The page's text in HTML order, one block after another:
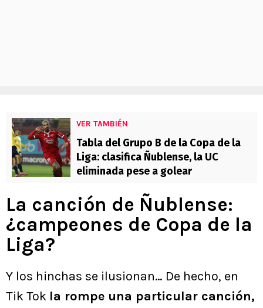
VER TAMBIÉN
Tabla del Grupo B de la Copa de la
Liga: clasifica Ñublense, la UC
eliminada pese a golear
La canción de Ñublense:
¿campeones de Copa de la
Liga?
Y los hinchas se ilusionan… De hecho, en
Tik Tok la rompe una particular canción,